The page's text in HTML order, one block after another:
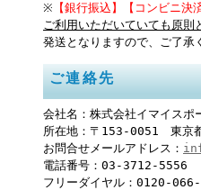
※ 【銀行振込】【コンビニ決済
ご利用いただいていても原則
発送となりますので、ご了承
ご連絡先
会社名：株式会社イマイス
所在地：〒153-0051 東京
お問合せメールアドレス：
電話番号：03-3712-5556
フリーダイヤル：0120-